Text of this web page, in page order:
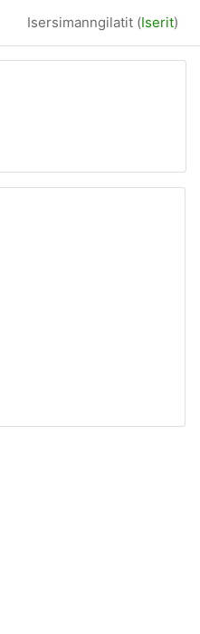
Isersimanngilatit (Iserit)